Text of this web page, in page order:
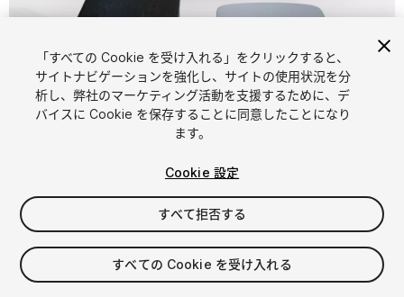
1/ 10
$7.59
消費税は決済時に計算されます
「すべての Cookie を受け入れる」をクリックすると、
サイトナビゲーションを強化し、サイトの使用状況を分
析し、弊社のマーケティング活動を支援するために、デ
バイスに Cookie を保存することに同意したことになり
ます。
Cookie 設定
すべて拒否する
すべての Cookie を受け入れる